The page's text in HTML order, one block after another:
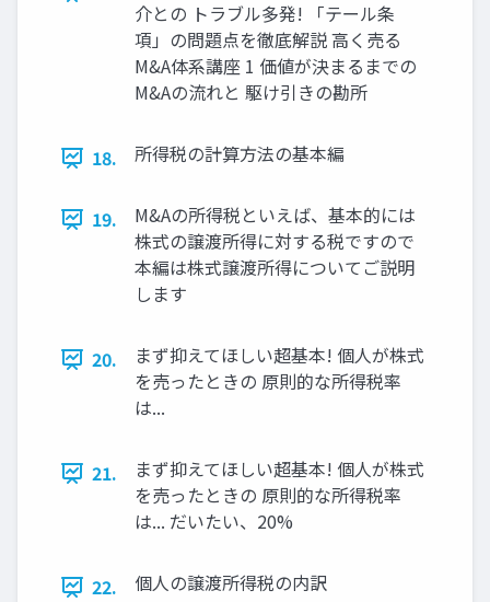
介との トラブル多発! 「テール条
項」の問題点を徹底解説 高く売る
M&A体系講座 1 価値が決まるまでの
M&Aの流れと 駆け引きの勘所
18. 所得税の計算方法の基本編
19.
M&Aの所得税といえば、基本的には
株式の譲渡所得に対する税ですので
本編は株式譲渡所得についてご説明
します
20.
まず抑えてほしい超基本! 個人が株式
を売ったときの 原則的な所得税率
は...
21.
まず抑えてほしい超基本! 個人が株式
を売ったときの 原則的な所得税率
は... だいたい、20%
22. 個人の譲渡所得税の内訳